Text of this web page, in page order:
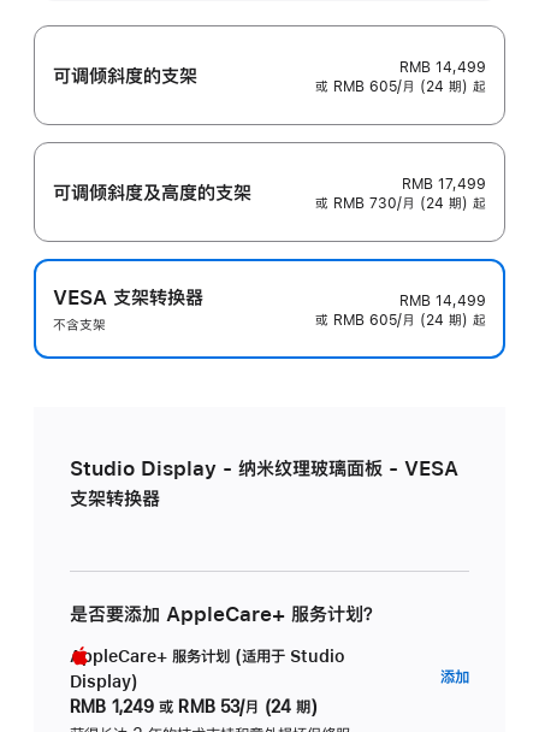
可调倾斜度的支架
RMB 14,499
或 RMB 605/月 (24 期) 起
可调倾斜度及高‍度的支‍架
RMB 17,499
或 RMB 730/月 (24 期) 起
VESA 支架转换器
不含支架
RMB 14,499
或 RMB 605/月 (24 期) 起
Studio Display - 纳米纹理玻璃面板 - VESA
支架转换器
是否要添加 AppleCare+ 服务计划？
AppleCare+ 服务计划 (适用于 Studio
Display)
RMB 1,249 或 RMB 53/月 (24 期)
添加